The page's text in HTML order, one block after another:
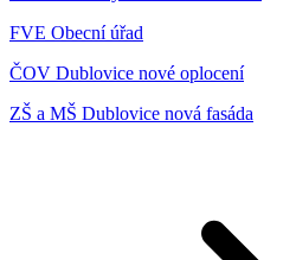
FVE Obecní úřad
ČOV Dublovice nové oplocení
ZŠ a MŠ Dublovice nová fasáda